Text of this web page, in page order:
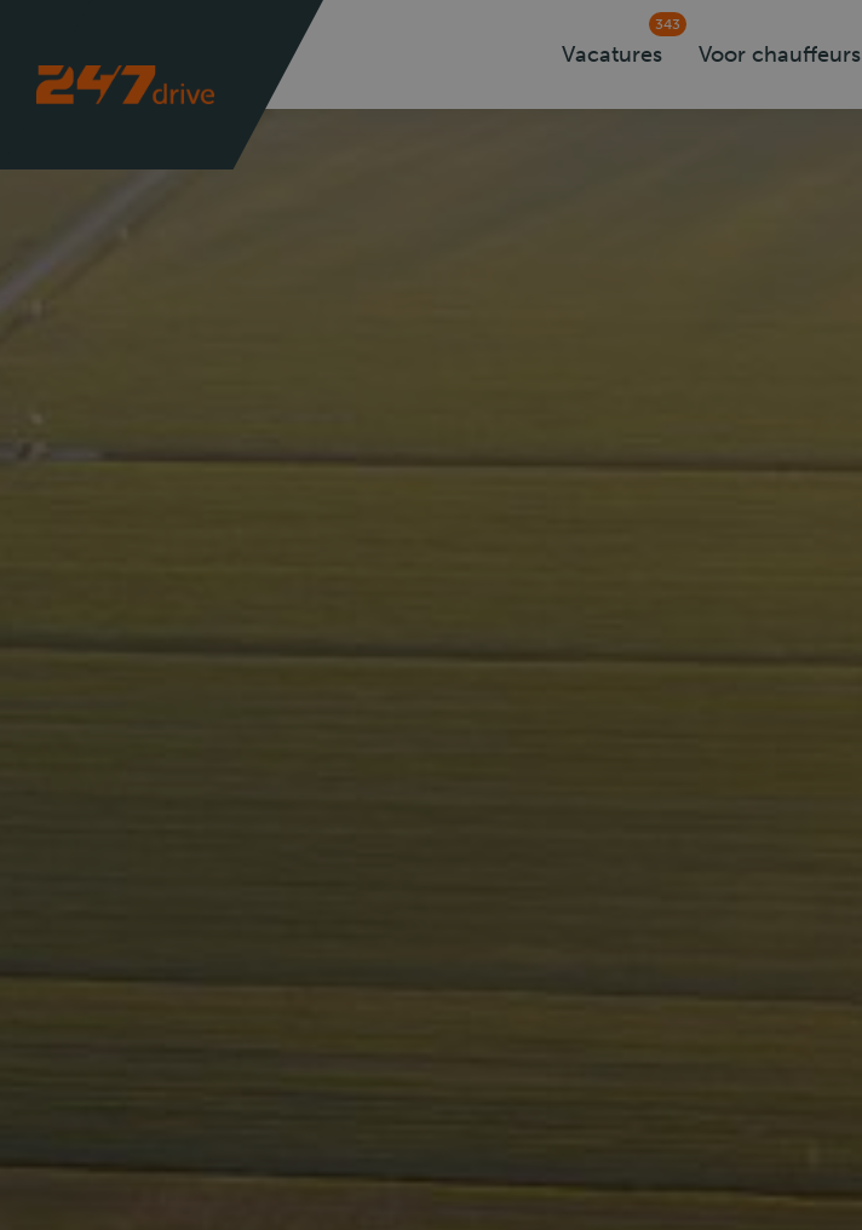
Vacatures
343
Voor chauffeurs